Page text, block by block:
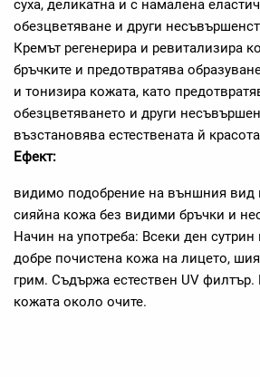
суха, деликатна и с намалена
обезцветяване и други
Кремът регенерира и ревитализира
бръчките и предотвратява
и тонизира кожата, като
обезцветяването и други
възстановява естествената й
Ефект:
видимо подобрение на външния вид
сияйна кожа без видими бръчки и
Начин на употреба: Всеки ден
добре почистена кожа на лицето,
грим. Съдържа естествен UV
кожата около очите.